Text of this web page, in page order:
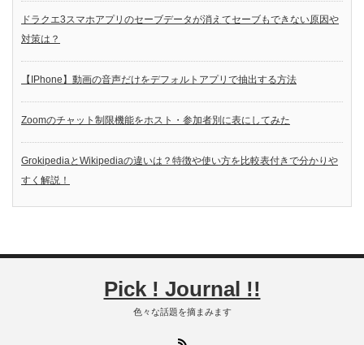
ドラクエ3スマホアプリのセーブデータが消えてセーブもできない原因や
対策は？
【IPhone】動画の音声だけをデフォルトアプリで抽出する方法
Zoomのチャット制限機能をホスト・参加者別に表にしてみた
GrokipediaとWikipediaの違いは？特徴や使い方を比較表付きで分かりや
すく解説！
Pick ! Journal !!
色々な話題を摘まみます